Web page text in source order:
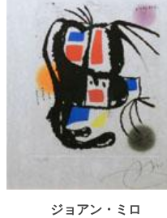
ジョアン・ミロ